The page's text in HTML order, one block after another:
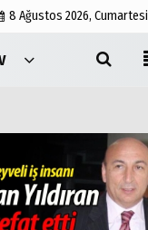
8 Ağustos 2026, Cumartesi
Medyabar.com
Künye
İletişim